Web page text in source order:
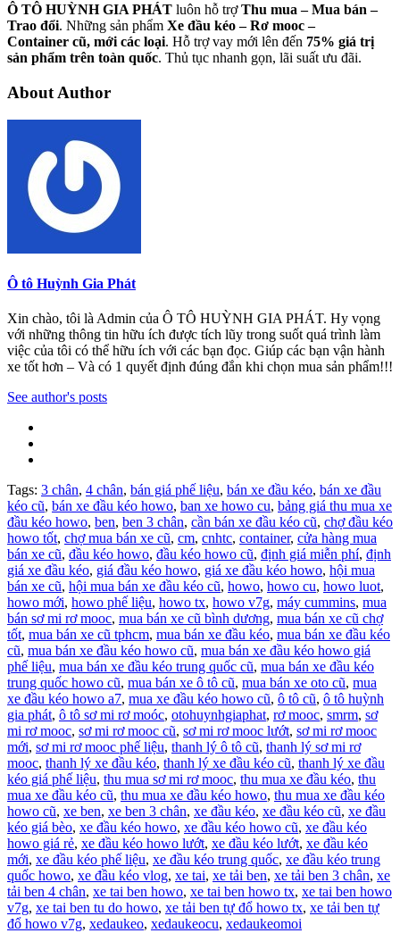
Ô TÔ HUỲNH GIA PHÁT luôn hỗ trợThu mua – Mua bán –
Trao đổi. Những sản phẩm Xe đầu kéo – Rơ mooc –
Container cũ, mới các loại. Hỗ trợ vay mới lên đến 75% giá trị
sản phẩm trên toàn quốc. Thủ tục nhanh gọn, lãi suất ưu đãi.
About Author
Ô tô Huỳnh Gia Phát
Xin chào, tôi là Admin của Ô TÔ HUỲNH GIA PHÁT. Hy vọng
với những thông tin hữu ích được tích lũy trong suốt quá trình làm
việc của tôi có thể hữu ích với các bạn đọc. Giúp các bạn vận hành
xe tốt hơn – Và có 1 quyết định đúng đắn khi chọn mua sản phẩm!!!
See author's posts
Tags: 3 chân, 4 chân, bán giá phế liệu, bán xe đầu kéo, bán xe đầu
kéo cũ, bán xe đầu kéo howo, ban xe howo cu, bảng giá thu mua xe
đầu kéo howo, ben, ben 3 chân, cần bán xe đầu kéo cũ, chợ đầu kéo
howo tốt, chợ mua bán xe cũ, cm, cnhtc, container, cửa hàng mua
bán xe cũ, đầu kéo howo, đầu kéo howo cũ, định giá miễn phí, định
giá xe đầu kéo, giá đầu kéo howo, giá xe đầu kéo howo, hội mua
bán xe cũ, hội mua bán xe đầu kéo cũ, howo, howo cu, howo luot,
howo mới, howo phế liệu, howo tx, howo v7g, máy cummins, mua
bán sơ mi rơ mooc, mua bán xe cũ bình dương, mua bán xe cũ chợ
tốt, mua bán xe cũ tphcm, mua bán xe đầu kéo, mua bán xe đầu kéo
cũ, mua bán xe đầu kéo howo cũ, mua bán xe đầu kéo howo giá
phế liệu, mua bán xe đầu kéo trung quốc cũ, mua bán xe đầu kéo
trung quốc howo cũ, mua bán xe ô tô cũ, mua bán xe oto cũ, mua
xe đầu kéo howo a7, mua xe đầu kéo howo cũ, ô tô cũ, ô tô huỳnh
gia phát, ô tô sơ mi rơ moóc, otohuynhgiaphat, rơ mooc, smrm, sơ
mi rơ mooc, sơ mi rơ mooc cũ, sơ mi rơ mooc lướt, sơ mi rơ mooc
mới, sơ mi rơ mooc phế liệu, thanh lý ô tô cũ, thanh lý sơ mi rơ
mooc, thanh lý xe đầu kéo, thanh lý xe đầu kéo cũ, thanh lý xe đầu
kéo giá phế liệu, thu mua sơ mi rơ mooc, thu mua xe đầu kéo, thu
mua xe đầu kéo cũ, thu mua xe đầu kéo howo, thu mua xe đầu kéo
howo cũ, xe ben, xe ben 3 chân, xe đầu kéo, xe đầu kéo cũ, xe đầu
kéo giá bèo, xe đầu kéo howo, xe đầu kéo howo cũ, xe đầu kéo
howo giá rẻ, xe đầu kéo howo lướt, xe đầu kéo lướt, xe đầu kéo
mới, xe đầu kéo phế liệu, xe đầu kéo trung quốc, xe đầu kéo trung
quốc howo, xe đầu kéo vlog, xe tai, xe tải ben, xe tải ben 3 chân, xe
tải ben 4 chân, xe tai ben howo, xe tai ben howo tx, xe tai ben howo
v7g, xe tai ben tu do howo, xe tải ben tự đổ howo tx, xe tải ben tự
đổ howo v7g, xedaukeo, xedaukeocu, xedaukeomoi